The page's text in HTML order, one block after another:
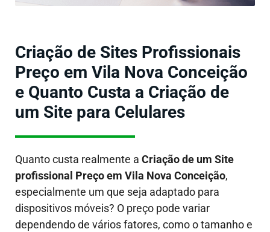
Criação de Sites Profissionais
Preço em Vila Nova Conceição
e Quanto Custa a Criação de
um Site para Celulares
Quanto custa realmente a Criação de um Site
profissional Preço em Vila Nova Conceição,
especialmente um que seja adaptado para
dispositivos móveis? O preço pode variar
dependendo de vários fatores, como o tamanho e